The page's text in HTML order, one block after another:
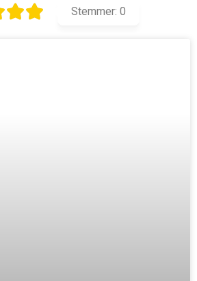
Stemmer: 0